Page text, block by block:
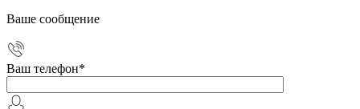
Ваше сообщение
Ваш телефон*